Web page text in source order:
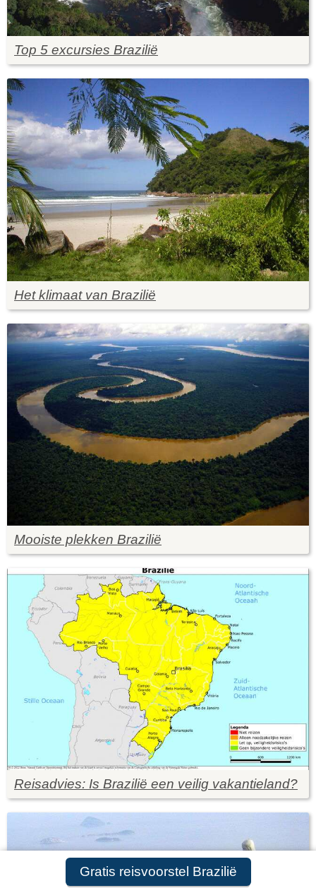
Gratis reisvoorstel Brazilië
Top 5 excursies Brazilië
Het klimaat van Brazilië
Mooiste plekken Brazilië
Reisadvies: Is Brazilië een veilig vakantieland?